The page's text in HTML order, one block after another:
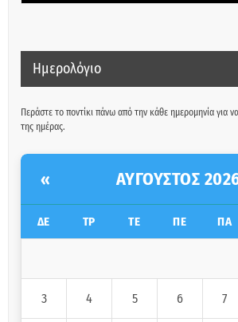
Ημερολόγιο
Περάστε το ποντίκι πάνω από την κάθε ημερομηνία για
της ημέρας.
« ΑΎΓΟΥΣΤΟΣ
ΔΕ ΤΡ ΤΕ ΠΕ ΠΑ
3 4 5 6 7